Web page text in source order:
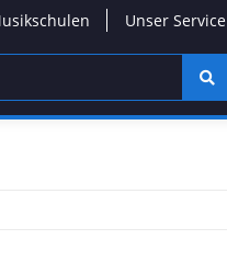
Unser Service